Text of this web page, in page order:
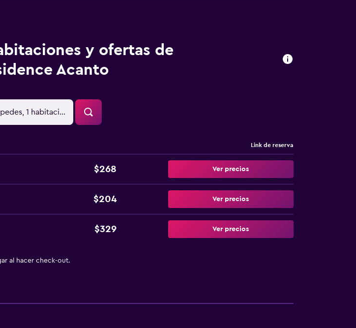
y ofertas de
Acanto
1 habitación
Link de reserva
$268 Ver precios
$204 Ver precios
$329 Ver precios
al hacer check-out.